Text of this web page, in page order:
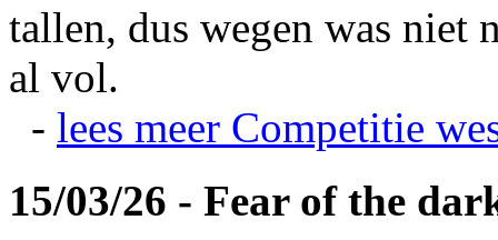
tallen, dus wegen was niet
al vol.
- lees meer Competitie
15/03/26 - Fear of the